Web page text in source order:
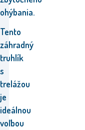
ohýbania.
Tento
záhradný
truhlík
s
trelážou
je
ideálnou
voľbou